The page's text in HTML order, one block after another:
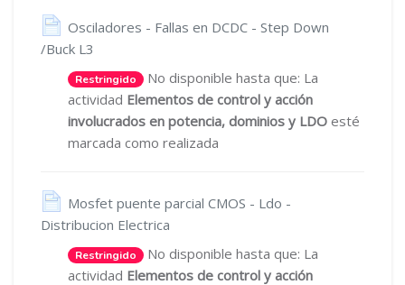
Osciladores - Fallas en DCDC - Step Down
/Buck L3
Restringido
No disponible hasta que: La
actividad Elementos de control y acción
involucrados en potencia, dominios y LDO esté
marcada como realizada
Mosfet puente parcial CMOS - Ldo -
Distribucion Electrica
Restringido
No disponible hasta que: La
actividad Elementos de control y acción